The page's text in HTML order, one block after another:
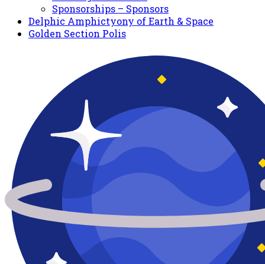
Sponsorships – Sponsors
Delphic Amphictyony of Earth & Space
Golden Section Polis